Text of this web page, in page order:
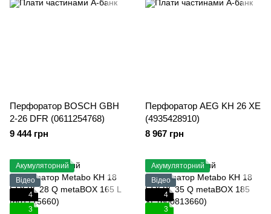
Перфоратор BOSCH GBH
2-26 DFR (0611254768)
9 444 грн
Перфоратор AEG KH 26 XE
(4935428910)
8 967 грн
Акумуляторний
Відео
4
3
Акумуляторний
Відео
4
3